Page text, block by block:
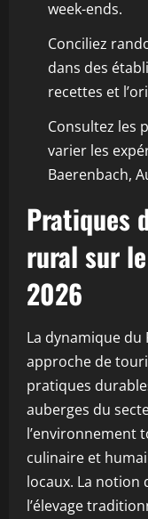
week-ends.
Conciliez
dans des
recettes et
Consultez les
varier les
Baerenbach,
Pratiques
rural sur
2026
La dynamique
approche de
pratiques
auberges du
l’environnement
culinaire et
locaux. La notion
l’élevage